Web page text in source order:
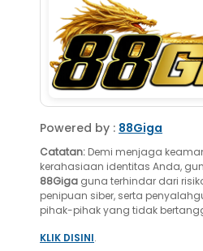
Powered by : 88Giga
Catatan: Demi menjaga
kerahasiaan identitas Anda,
88Giga guna terhindar dari
penipuan siber, serta
pihak-pihak yang tidak
KLIK DISINI.